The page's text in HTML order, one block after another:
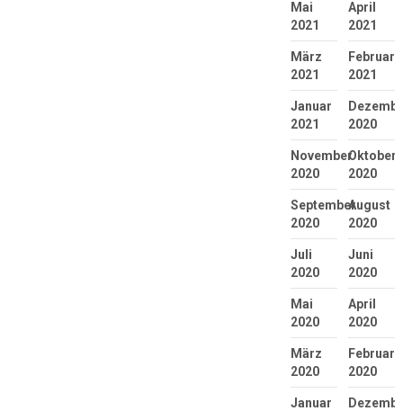
Mai
2021
April
2021
März
2021
Februar
2021
Januar
2021
2020
November
2020
Oktober
2020
September
2020
August
2020
Juli
2020
Juni
2020
Mai
2020
April
2020
März
2020
Februar
2020
Januar